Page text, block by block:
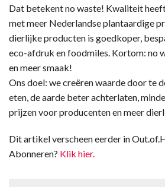
Dat betekent no waste! Kwaliteit
met meer Nederlandse plantaardige
dierlijke producten is goedkoper,
eco-afdruk en foodmiles. Kortom: no
en meer smaak!
Ons doel: we creëren waarde door te
eten, de aarde beter achterlaten,
prijzen voor producenten en meer
Dit artikel verscheen eerder in
Abonneren? Klik hier.